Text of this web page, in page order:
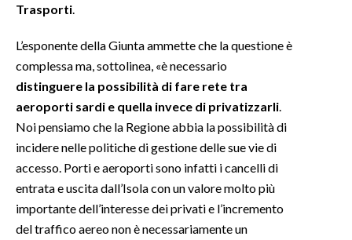
NECROLOGI
PUBBLICITÀ
SPIAGGE
Trasporti
L’esponente della Giunta ammette che la questione è
complessa ma, sottolinea, «è necessario
distinguere la possibilità di fare rete tra
aeroporti sardi e quella invece di privatizzarli
Noi pensiamo che la Regione abbia la possibilità di
incidere nelle politiche di gestione delle sue vie di
accesso. Porti e aeroporti sono infatti i cancelli di
entrata e uscita dall’Isola con un valore molto più
importante dell’interesse dei privati e l’incremento
del traffico aereo non è necessariamente un